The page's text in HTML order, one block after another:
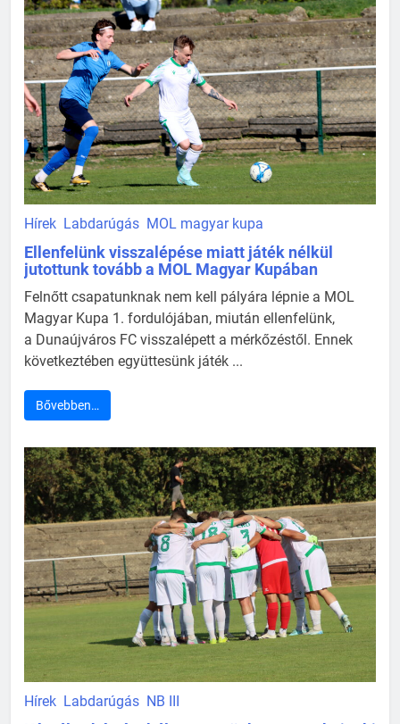
Hírek Labdarúgás MOL magyar kupa
Ellenfelünk visszalépése miatt játék nélkül
jutottunk tovább a MOL Magyar Kupában
Felnőtt csapatunknak nem kell pályára lépnie a MOL
Magyar Kupa 1. fordulójában, miután ellenfelünk,
a Dunaújváros FC visszalépett a mérkőzéstől. Ennek
következtében együttesünk játék ...
Bővebben…
Hírek Labdarúgás NB III